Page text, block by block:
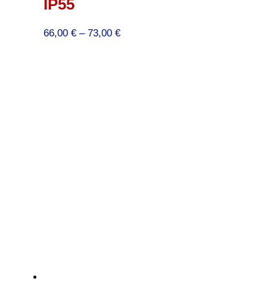
IP55
66,00 € – 73,00 €Preisspanne: